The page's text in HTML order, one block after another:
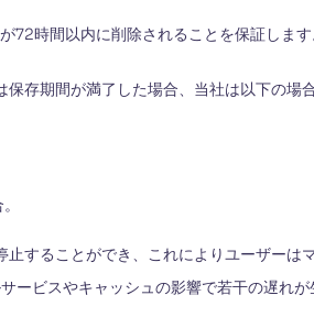
時間以内に削除されることを保証します
存期間が満了した場合、当社は以下の場
することができ、これによりユーザー
ビスやキャッシュの影響で若干の遅れ